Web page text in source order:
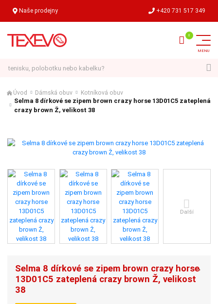
Naše prodejny +420 731 517 349
Úvod Dámská obuv Kotníková obuv
Selma 8 dírkové se zipem brown crazy horse 13D01C5 zateplená
crazy brown Ž, velikost 38
Další
Selma 8 dírkové se zipem brown crazy horse
13D01C5 zateplená crazy brown Ž, velikost
38